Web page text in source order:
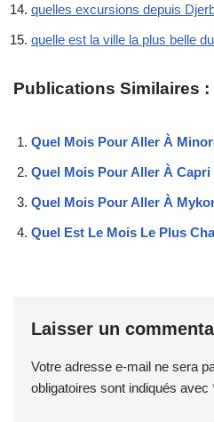
quelles excursions depuis
quelle est la ville la plus belle
Publications Similaires :
Quel Mois Pour Aller À
Quel Mois Pour Aller À Capri
Quel Mois Pour Aller À
Quel Est Le Mois Le Plus
Laisser un
Votre adresse e-mail ne sera
obligatoires sont indiqués avec